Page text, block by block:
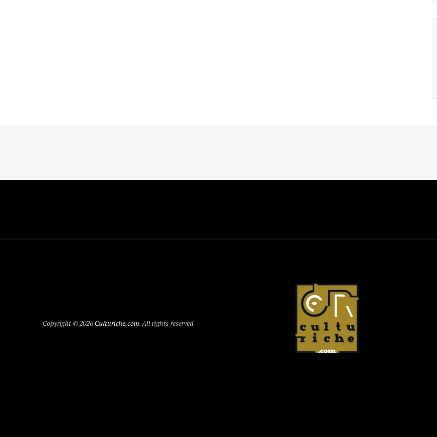
Copyright © 2026 Culturiche.com. All rights reserved